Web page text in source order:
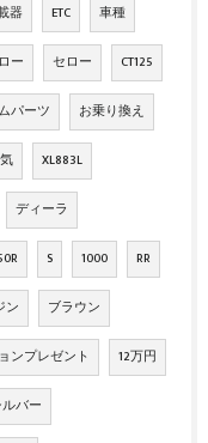
器 ETC 車種
ー セロー CT125
パーツ お乗り換え
XL883L
ディーラ
S 1000 RR
ン ブラウン
ンプレゼント 12万円
バー